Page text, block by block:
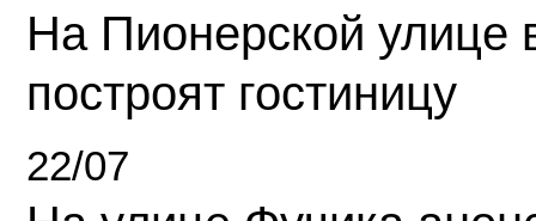
На Пионерской улице
построят гостиницу
22/07